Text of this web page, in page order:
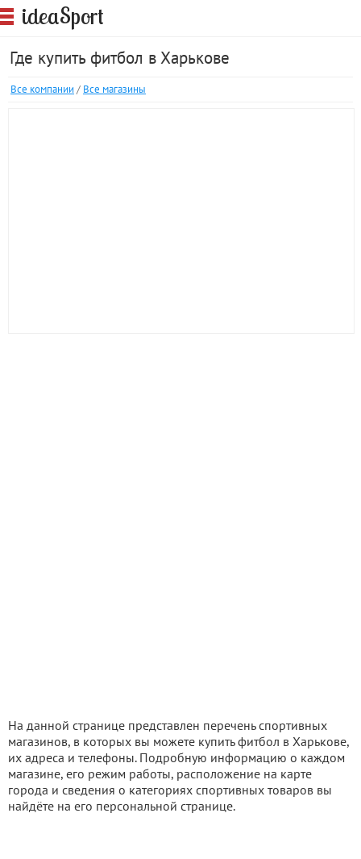
ideaSport
Где купить фитбол в Харькове
Все компании / Все магазины
На данной странице представлен перечень спортивных
магазинов, в которых вы можете купить фитбол в Харькове,
их адреса и телефоны. Подробную информацию о каждом
магазине, его режим работы, расположение на карте
города и сведения о категориях спортивных товаров вы
найдёте на его персональной странице.